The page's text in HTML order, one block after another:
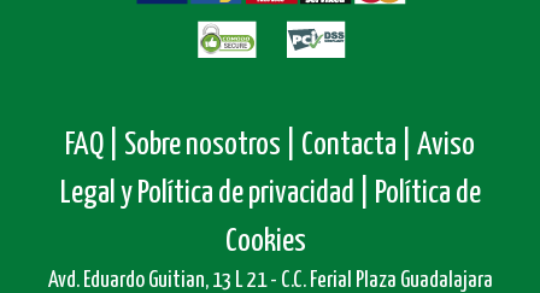
FAQ | Sobre nosotros | Contacta |
Aviso
Legal y Política de privacidad |
Política de
Cookies
Avd. Eduardo Guitian, 13 L 21 - C.C. Ferial Plaza Guadalajara